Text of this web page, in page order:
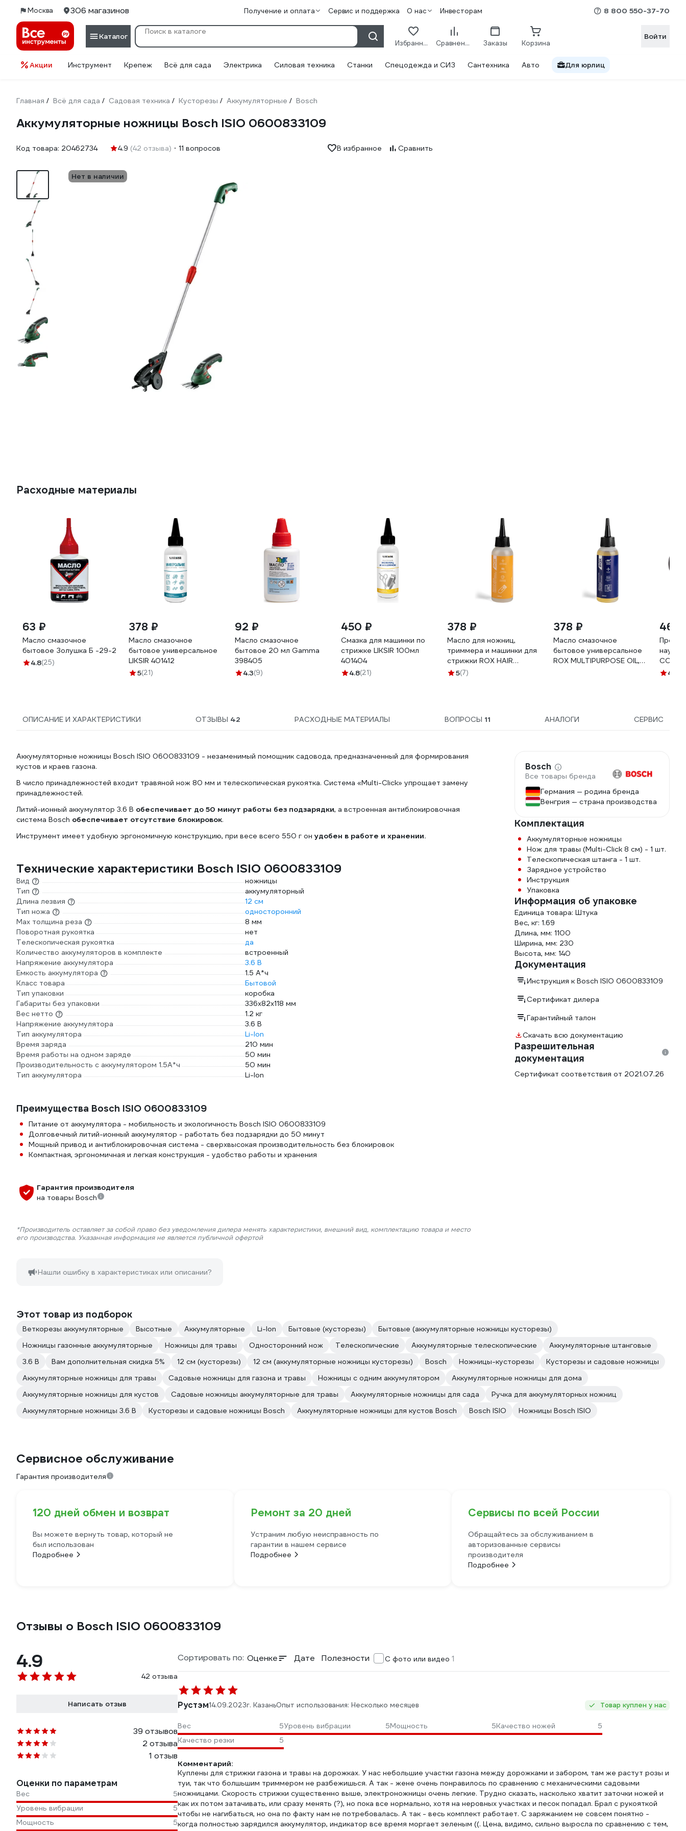
Москва 306 магазинов Получение и оплата Сервис и поддержка О нас Инвесторам 8 800 550-37-70
Каталог
Избранное Сравнение Заказы Корзина
Войти
Акции Инструмент Крепеж Всё для сада Электрика Силовая техника Станки Спецодежда и СИЗ Сантехника Авто Для юрлиц
Главная / Всё для сада / Садовая техника / Кусторезы / Аккумуляторные / Bosch
Аккумуляторные ножницы Bosch ISIO 0600833109
Код товара: 20462734 4.9 (42 отзыва) 11 вопросов В избранное Сравнить
Нет в наличии
Расходные материалы
63 ₽
Масло смазочное
бытовое Золушка Б -29-2
4.8(25)
378 ₽
Масло смазочное
бытовое универсальное
LIKSIR 401412
5(21)
92 ₽
Масло смазочное
бытовое 20 мл Gamma
398405
4.3(9)
450 ₽
Смазка для машинки по
стрижке LIKSIR 100мл
401404
4.8(21)
378 ₽
Масло для ножниц,
триммера и машинки для
стрижки ROX HAIR
CLIPPER BLADE OIL, 100
5(7)
378 ₽
Масло смазочное
бытовое универсальное
ROX MULTIPURPOSE OIL,
460
СОМЗ-
4.8
ОПИСАНИЕ И ХАРАКТЕРИСТИКИ ОТЗЫВЫ 42 РАСХОДНЫЕ МАТЕРИАЛЫ ВОПРОСЫ 11 АНАЛОГИ СЕРВИС
Аккумуляторные ножницы Bosch ISIO 0600833109 - незаменимый помощник садовода, предназначенный для формирования
кустов и краев газона.
В число принадлежностей входит травяной нож 80 мм и телескопическая рукоятка. Система «Multi-Click» упрощает замену
принадлежностей.
Литий-ионный аккумулятор 3.6 В обеспечивает до 50 минут работы без подзарядки, а встроенная антиблокировочная
система Bosch обеспечивает отсутствие блокировок.
Инструмент имеет удобную эргономичную конструкцию, при весе всего 550 г он удобен в работе и хранении.
Технические характеристики Bosch ISIO 0600833109
Вид
ножницы
Тип
аккумуляторный
Длина лезвия
12 см
Тип ножа
односторонний
Мах толщина реза
8 мм
Поворотная рукоятка
нет
Телескопическая рукоятка
да
Количество аккумуляторов в комплекте
встроенный
Напряжение аккумулятора
3.6 В
Емкость аккумулятора
1.5 А*ч
Класс товара
Бытовой
Тип упаковки
коробка
Габариты без упаковки
336x82x118 мм
Вес нетто
1.2 кг
Напряжение аккумулятора
3.6 В
Тип аккумулятора
Li-lon
Время заряда
210 мин
Время работы на одном заряде
50 мин
Производительность с аккумулятором 1.5А*ч
50 мин
Тип аккумулятора
Li-lon
Преимущества Bosch ISIO 0600833109
Питание от аккумулятора - мобильность и экологичность Bosch ISIO 0600833109
Долговечный литий-ионный аккумулятор - работать без подзарядки до 50 минут
Мощный привод и антиблокировочная система - сверхвысокая производительность без блокировок
Компактная, эргономичная и легкая конструкция - удобство работы и хранения
Гарантия производителя
на товары Bosch
*Производитель оставляет за собой право без уведомления дилера менять характеристики, внешний вид, комплектацию товара и место
его производства. Указанная информация не является публичной офертой
Нашли ошибку в характеристиках или описании?
Bosch
Все товары бренда
Германия — родина бренда
Венгрия — страна производства
Комплектация
Аккумуляторные ножницы
Нож для травы (Multi-Click 8 см) - 1 шт.
Телескопическая штанга - 1 шт.
Зарядное устройство
Инструкция
Упаковка
Информация об упаковке
Единица товара: Штука
Вес, кг: 1.69
Длина, мм: 1100
Ширина, мм: 230
Высота, мм: 140
Документация
Инструкция к Bosch ISIO 0600833109
Сертификат дилера
Гарантийный талон
Скачать всю документацию
Разрешительная
документация
Сертификат соответствия от 2021.07.26
Этот товар из подборок
Веткорезы аккумуляторные Высотные Аккумуляторные Li-lon Бытовые (кусторезы)
Бытовые (аккумуляторные ножницы кусторезы)
Ножницы газонные аккумуляторные
Ножницы для травы Односторонний нож Телескопические Аккумуляторные телескопические
Аккумуляторные штанговые
3.6 В
Вам дополнительная скидка 5% 12 см (кусторезы) 12 см (аккумуляторные ножницы кусторезы) Bosch Ножницы-кусторезы
Кусторезы и садовые ножницы
Аккумуляторные ножницы для травы
Садовые ножницы для газона и травы Ножницы с одним аккумулятором
Аккумуляторные ножницы для дома
Аккумуляторные ножницы для кустов
Садовые ножницы аккумуляторные для травы Аккумуляторные ножницы для сада
Ручка для аккумуляторных ножниц
Аккумуляторные ножницы 3.6 В
Кусторезы и садовые ножницы Bosch Аккумуляторные ножницы для кустов Bosch Bosch ISIO Ножницы Bosch ISIO
Сервисное обслуживание
Гарантия производителя
120 дней обмен и возврат
Вы можете вернуть товар, который не
был использован
Подробнее
Ремонт за 20 дней
Устраним любую неисправность по
гарантии в нашем сервисе
Подробнее
Сервисы по всей России
Обращайтесь за обслуживанием в
авторизованные сервисы
производителя
Подробнее
Отзывы о Bosch ISIO 0600833109
4.9
42 отзыва
Написать отзыв
39 отзывов
2 отзыва
1 отзыв
Оценки по параметрам
Вес
5
Уровень вибрации
5
Мощность
5
Сортировать по: Оценке Дате Полезности С фото или видео 1
Рустэм14.09.2023г. КазаньОпыт использования: Несколько месяцев Товар куплен у нас
Вес 5Уровень вибрации 5Мощность 5Качество ножей
5
Качество резки
5
Комментарий:
Куплены для стрижки газона и травы на дорожках. У нас небольшие участки газона между дорожками и забором, там же растут розы и
туи, так что болшьшим триммером не разбежишься. А так - жене очень понравилось по сравнению с механическими садовыми
ножницами. Скорость стрижки существенно выше, электроножницы очень легкие. Трудно сказать, насколько хватит заточки ножей и
как их потом затачивать, или сразу менять (?), но пока все нормально, хотя на неровных участках и песок попадал. Брал с рукояткой
чтобы не нагибаться, но она по факту нам не потребовалась. А так - весь комплект работает. С заряжанием не совсем понятно -
когда полностью зарядился аккумулятор, индикатор все время моргает зеленым ((. Цена, видимо, сильно выросла по сравнению с тем,